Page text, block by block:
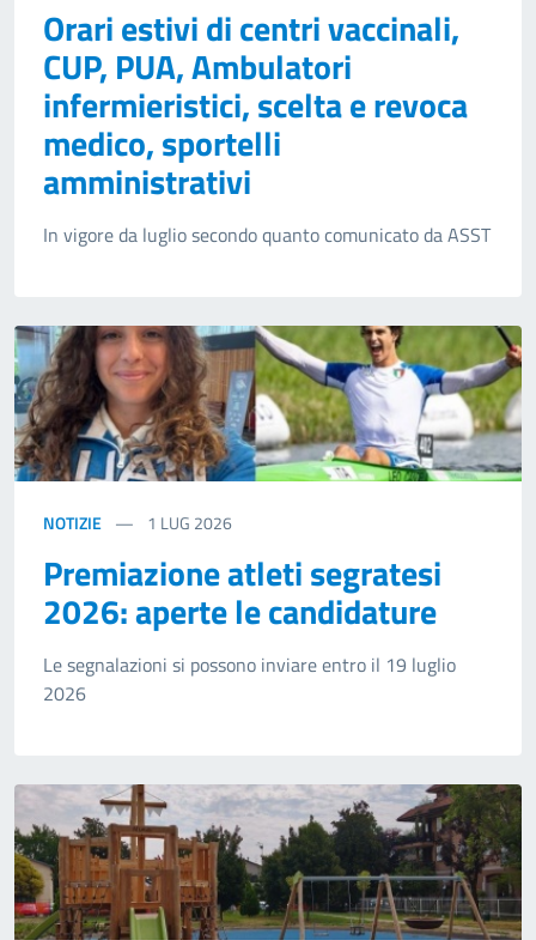
Orari estivi di centri vaccinali,
CUP, PUA, Ambulatori
infermieristici, scelta e revoca
medico, sportelli
amministrativi
In vigore da luglio secondo quanto comunicato da ASST
NOTIZIE 1 LUG 2026
Premiazione atleti segratesi
2026: aperte le candidature
Le segnalazioni si possono inviare entro il 19 luglio
2026